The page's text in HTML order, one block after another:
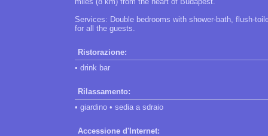
Services: Double bedrooms with shower-bath, flush-
for all the guests.
Ristorazione:
• drink bar
Rilassamento:
• giardino • sedia a sdraio
Accessione d'Internet: